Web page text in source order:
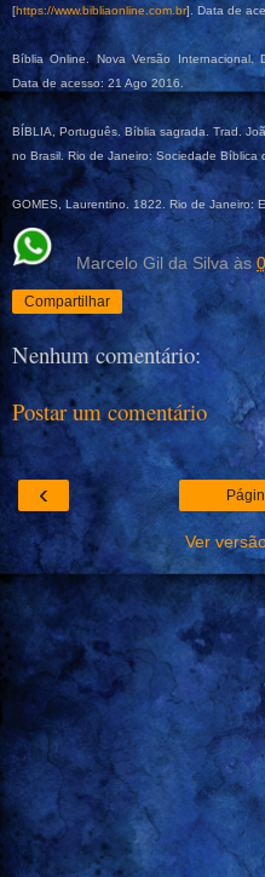
[https://www.bibliaonline.com.br]. Data de
Bíblia Online. Nova Versão Internacional.
Data de acesso: 21 Ago 2016.
BÍBLIA, Português. Bíblia sagrada. Trad.
no Brasil. Rio de Janeiro: Sociedade Bíblica
GOMES, Laurentino. 1822. Rio de Janeiro:
Marcelo Gil da Silva às
Compartilhar
Nenhum comentário:
Postar um comentário
‹
Ver